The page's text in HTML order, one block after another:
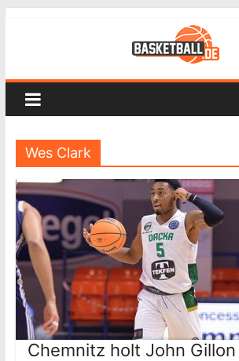
Wes Clark
Chemnitz holt John